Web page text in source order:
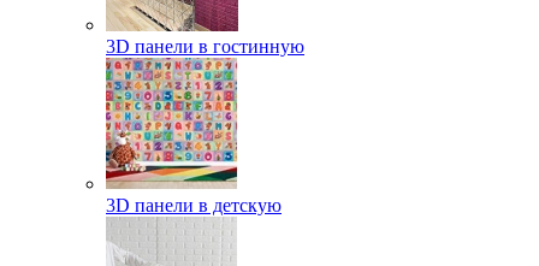
3D панели в гостинную
3D панели в детскую